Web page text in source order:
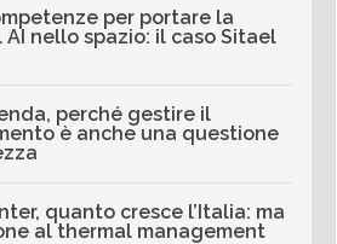
per portare la
AI nello spazio: il caso Sitael
perché gestire il
è anche una questione
quanto cresce l’Italia: ma
al thermal management